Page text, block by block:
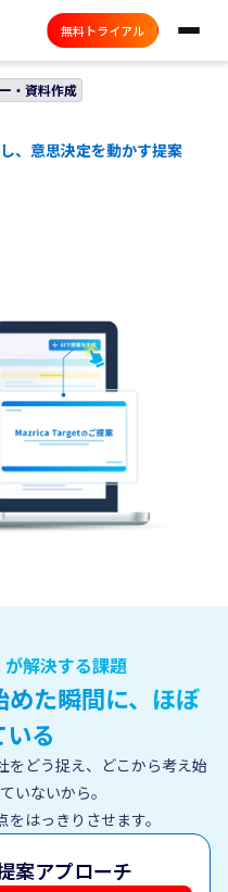
無料トライアル
・資料作成
、意思決定を動かす提案
解決する課題
た瞬間に、ほぼ
る
をどう捉え、どこから考え始
いないから。
はっきりさせます。
案アプローチ